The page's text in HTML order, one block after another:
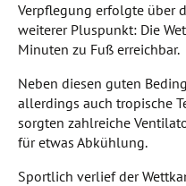
Verpflegung erfolgte über
weiterer Pluspunkt: Die
Minuten zu Fuß erreichbar.
Neben diesen guten
allerdings auch tropische
sorgten zahlreiche
für etwas Abkühlung.
Sportlich verlief der